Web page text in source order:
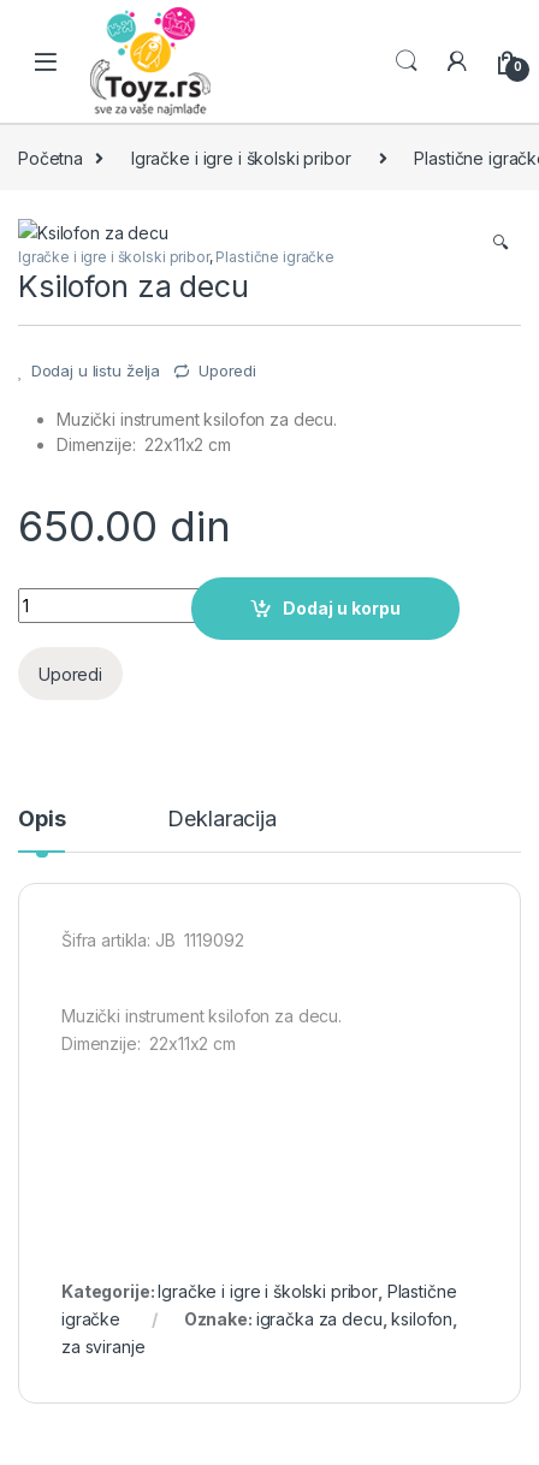
Skip to navigation
Skip to content
0
Početna Igračke i igre i školski pribor Plastične
🔍
Igračke i igre i školski pribor, Plastične igračke
Ksilofon za decu
Dodaj u listu želja Uporedi
Muzički instrument ksilofon za decu.
Dimenzije: 22x11x2 cm
650.00 din
Ksilofon za decu quantity
Dodaj u korpu
Uporedi
Opis Deklaracija
Šifra artikla: JB 1119092
Muzički instrument ksilofon za decu.
Dimenzije: 22x11x2 cm
Kategorije:Igračke i igre i školski pribor Plastične
igračke
Oznake: igračka za decu ,ksilofon
za sviranje